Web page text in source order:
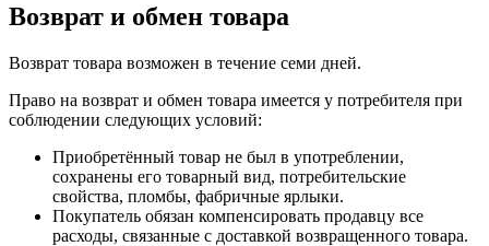
Возврат и обмен товара
Возврат товара возможен в течение семи дней.
Право на возврат и обмен товара имеется у потребителя при
соблюдении следующих условий:
Приобретённый товар не был в употреблении,
сохранены его товарный вид, потребительские
свойства, пломбы, фабричные ярлыки.
Покупатель обязан компенсировать продавцу все
расходы, связанные с доставкой возвращенного товара.